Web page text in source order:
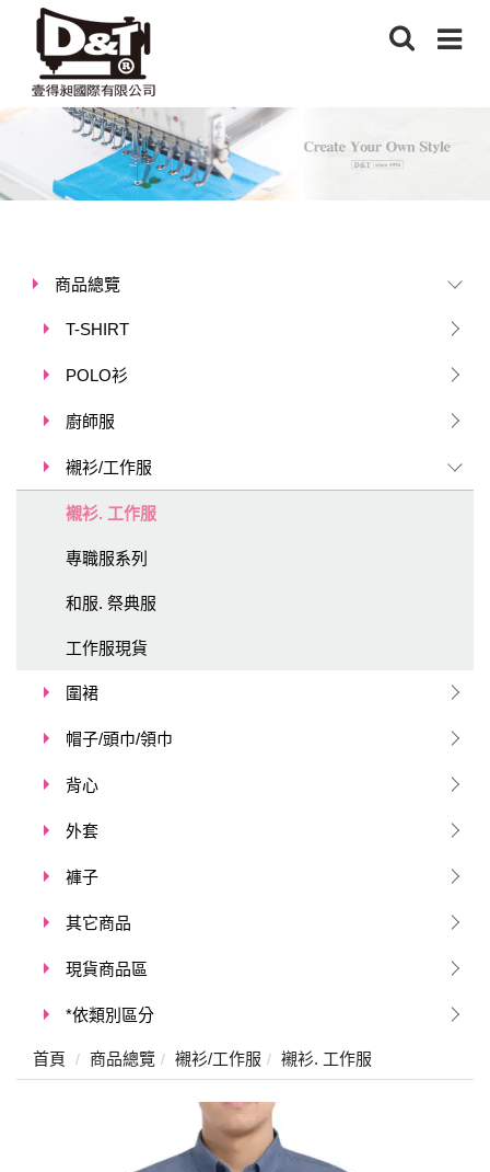
商品總覽
T-SHIRT
POLO衫
廚師服
襯衫/工作服
襯衫. 工作服
專職服系列
和服. 祭典服
工作服現貨
圍裙
帽子/頭巾/領巾
背心
外套
褲子
其它商品
現貨商品區
*依類別區分
首頁 商品總覽 襯衫/工作服 襯衫. 工作服